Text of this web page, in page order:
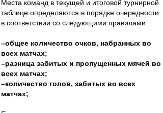
Места команд в текущей и итоговой турнирной
таблице определяются в порядке очередности
в соответствии со следующими правилами:
–общее количество очков, набранных во
всех матчах;
–разница забитых и пропущенных мячей во
всех матчах;
–количество голов, забитых во всех
матчах;